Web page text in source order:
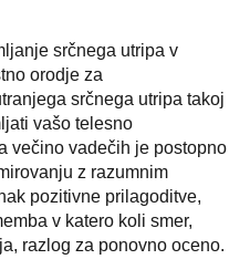
srčnega utripa v
orodje za
srčnega utripa takoj
vašo telesno
večino vadečih je postopno
z razumnim
pozitivne prilagoditve,
v katero koli smer,
razlog za ponovno oceno.